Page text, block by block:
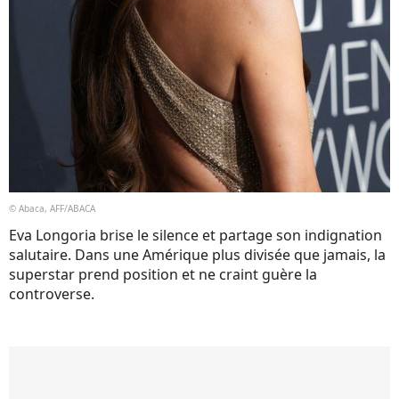
© Abaca, AFF/ABACA
Eva Longoria brise le silence et partage son indignation
salutaire. Dans une Amérique plus divisée que jamais, la
superstar prend position et ne craint guère la
controverse.